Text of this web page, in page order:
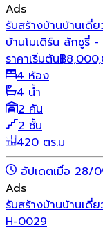
Ads
รับสร้างบ้านบ้านเดี่ย
บ้านโมเดิร์น ลักชูรี่
ราคาเริ่มต้น฿
4 ห้อง
4 น้ำ
2 คัน
2 ชั้น
420 ตร.ม
อัปเดตเมื่อ 28/
Ads
รับสร้างบ้านบ้านเดี่ย
H-0029